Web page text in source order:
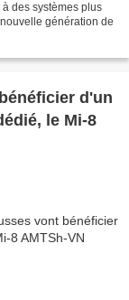
des systèmes plus
génération de
d'un
le Mi-8